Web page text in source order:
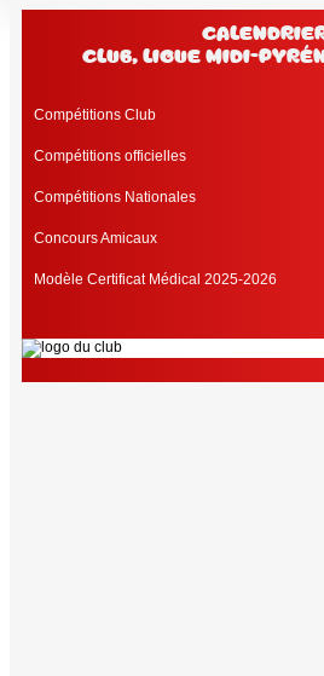
club, Ligue Midi-
Compétitions Club
Compétitions officielles
Compétitions Nationales
Concours Amicaux
Modèle Certificat Médical 2025-2026